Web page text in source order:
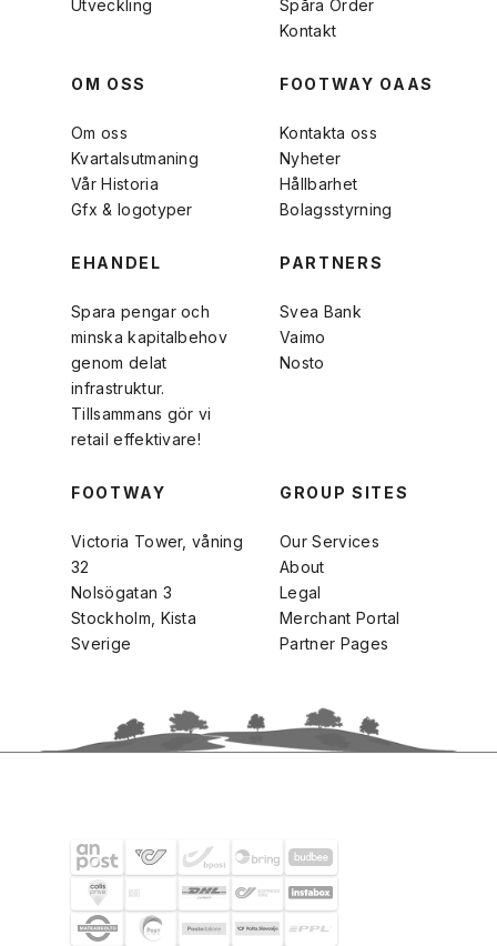
Utveckling
Spåra Order
Kontakt
OM OSS
Om oss
Kvartalsutmaning
Vår Historia
Gfx & logotyper
FOOTWAY OAAS
Kontakta oss
Nyheter
Hållbarhet
Bolagsstyrning
EHANDEL
Spara pengar och
minska kapitalbehov
genom delat
infrastruktur.
Tillsammans gör vi
retail effektivare!
PARTNERS
Svea Bank
Vaimo
Nosto
FOOTWAY
Victoria Tower, våning
32
Nolsögatan 3
Stockholm, Kista
Sverige
GROUP SITES
Our Services
About
Legal
Merchant Portal
Partner Pages